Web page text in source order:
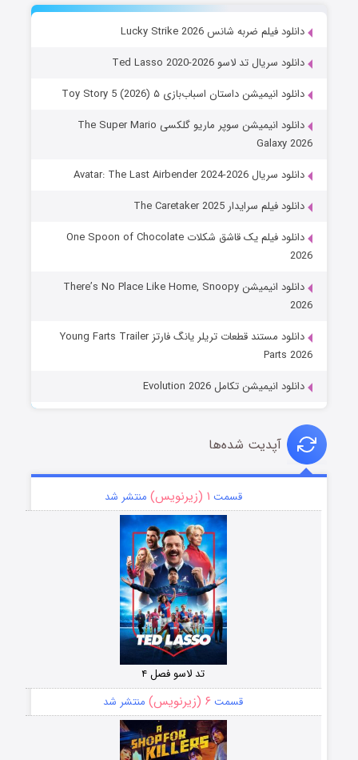
دانلود فیلم ضربه شانس Lucky Strike 2026
دانلود سریال تد لاسو Ted Lasso 2020-2026
دانلود انیمیشن داستان اسباب‌بازی ۵ Toy Story 5 (2026)
دانلود انیمیشن سوپر ماریو گلکسی The Super Mario
Galaxy 2026
دانلود سریال Avatar: The Last Airbender 2024-2026
دانلود فیلم سرایدار The Caretaker 2025
دانلود فیلم یک قاشق شکلات One Spoon of Chocolate
2026
دانلود انیمیشن There’s No Place Like Home, Snoopy
2026
دانلود مستند قطعات تریلر یانگ فارتز Young Farts Trailer
Parts 2026
دانلود انیمیشن تکامل Evolution 2026
آپدیت شده‌ها
قسمت ۱ (زیرنویس) منتشر شد
تد لاسو فصل ۴
قسمت ۶ (زیرنویس) منتشر شد